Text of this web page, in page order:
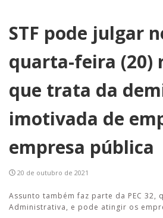
STF pode julgar
quarta-feira (20)
que trata da
imotivada de
empresa pública
20 de outubro de 2021
Assunto também faz parte da PEC 32,
Administrativa, e pode atingir os